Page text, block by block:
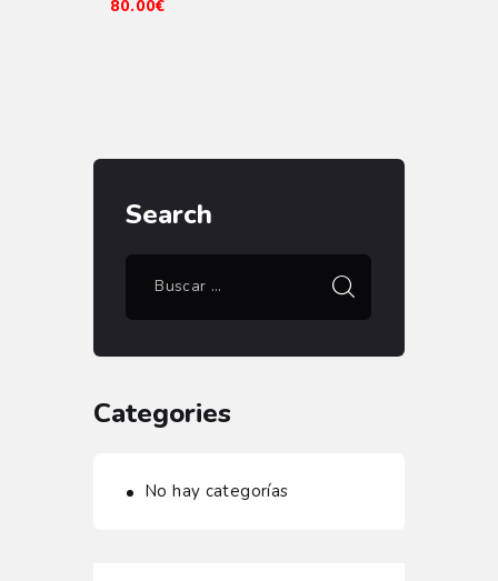
80.00€
Search
Categories
No hay categorías